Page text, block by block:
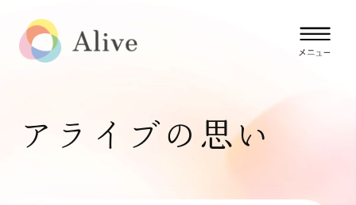
アライブの思い